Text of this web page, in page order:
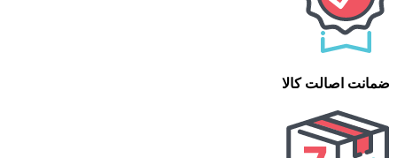
ضمانت اصالت کالا